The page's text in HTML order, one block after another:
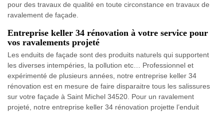
pour des travaux de qualité en toute circonstance en travaux de
ravalement de façade.
Entreprise keller 34 rénovation à votre service pour
vos ravalements projeté
Les enduits de façade sont des produits naturels qui supportent
les diverses intempéries, la pollution etc… Professionnel et
expérimenté de plusieurs années, notre entreprise keller 34
rénovation est en mesure de faire disparaitre tous les salissures
sur votre façade à Saint Michel 34520. Pour un ravalement
projeté, notre entreprise keller 34 rénovation projette l’enduit